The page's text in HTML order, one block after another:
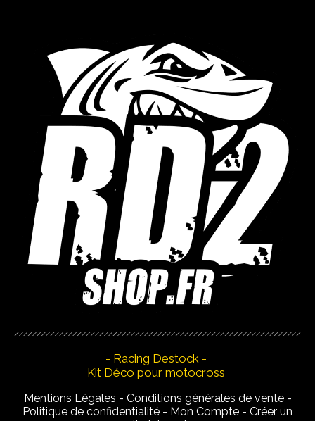
- Racing Destock -
Kit Déco pour motocross
Mentions Légales
Conditions générales de vente
Politique de confidentialité
Mon Compte
Créer un